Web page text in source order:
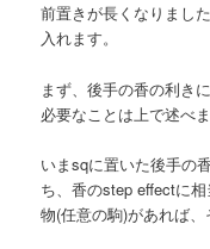
前置きが長くなりまし
入れます。
まず、後手の香の利き
必要なことは上で述べま
いまsqに置いた後手の
ち、香のstep effectに
物(任意の駒)があれば、